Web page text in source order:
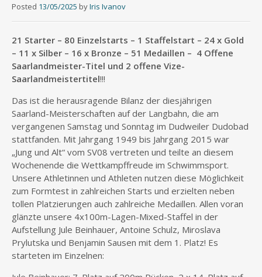
Posted 13/05/2025 byIris Ivanov
21 Starter – 80 Einzelstarts – 1 Staffelstart – 24 x Gold
– 11 x Silber – 16 x Bronze – 51 Medaillen – 4 Offene
Saarlandmeister-Titel und 2 offene Vize-
Saarlandmeistertitel!!!
Das ist die herausragende Bilanz der diesjährigen
Saarland-Meisterschaften auf der Langbahn, die am
vergangenen Samstag und Sonntag im Dudweiler Dudobad
stattfanden. Mit Jahrgang 1949 bis Jahrgang 2015 war
„Jung und Alt“ vom SV08 vertreten und teilte an diesem
Wochenende die Wettkampffreude im Schwimmsport.
Unsere Athletinnen und Athleten nutzen diese Möglichkeit
zum Formtest in zahlreichen Starts und erzielten neben
tollen Platzierungen auch zahlreiche Medaillen. Allen voran
glänzte unsere 4x100m-Lagen-Mixed-Staffel in der
Aufstellung Jule Beinhauer, Antoine Schulz, Miroslava
Prylutska und Benjamin Sausen mit dem 1. Platz! Es
starteten im Einzelnen: